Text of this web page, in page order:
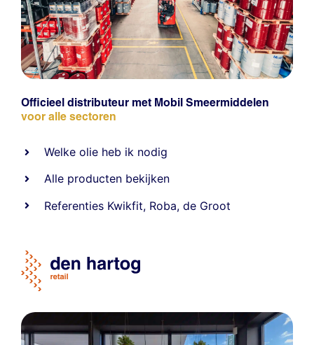
Officieel distributeur met Mobil Smeermiddelen
voor alle sectoren
Welke olie heb ik nodig
Alle producten bekijken
Referenties Kwikfit, Roba,de Groot